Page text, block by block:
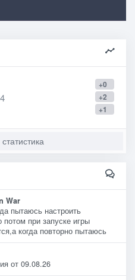
+0
+2
+1
War
пытаюсь настроить
при запуске игры
когда повторно пытаюсь
от 09.08.26